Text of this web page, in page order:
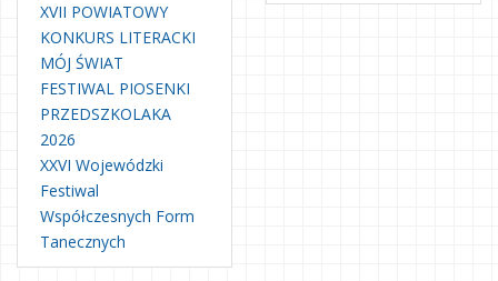
XVII POWIATOWY
KONKURS LITERACKI
MÓJ ŚWIAT
FESTIWAL PIOSENKI
PRZEDSZKOLAKA
2026
XXVI Wojewódzki
Festiwal
Współczesnych Form
Tanecznych